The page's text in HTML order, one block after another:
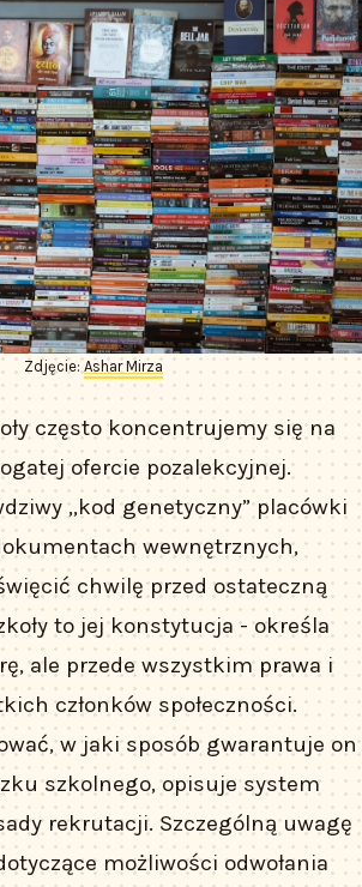
Zdjęcie:Ashar Mirza
często koncentrujemy się na
ofercie pozalekcyjnej.
„kod genetyczny” placówki
wewnętrznych,
chwilę przed ostateczną
to jej konstytucja - określa
ale przede wszystkim prawa i
członków społeczności.
w jaki sposób gwarantuje on
szkolnego, opisuje system
rekrutacji. Szczególną uwagę
możliwości odwołania